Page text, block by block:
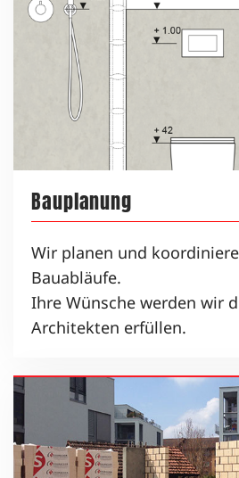
Bauplanung
Wir planen und
Bauabläufe.
Ihre Wünsche werden wir
Architekten erfüllen.